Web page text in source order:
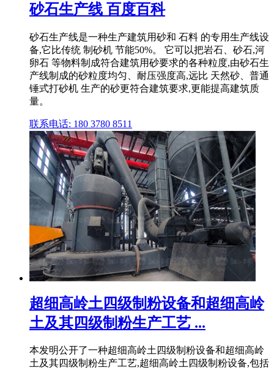
砂石生产线 百度百科
砂石生产线是一种生产建筑用砂和 石料 的专用生产线设
备,它比传统 制砂机 节能50%。 它可以把岩石、砂石,河
卵石 等物料制成符合建筑用砂要求的各种粒度,由砂石生
产线制成的砂粒度均匀、耐压强度高,远比 天然砂、普通
锤式打砂机 生产的砂更符合建筑要求,更能提高建筑质
量。
联系电话: 180 3780 8511
超细高岭土四级制粉设备和超细高岭
土及其四级制粉生产工艺 ...
本发明公开了一种超细高岭土四级制粉设备和超细高岭
土及其四级制粉生产工艺,超细高岭土四级制粉设备,包括